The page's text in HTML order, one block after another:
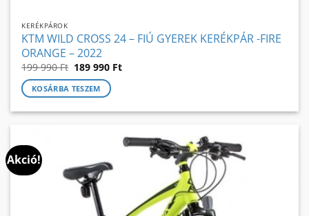
KERÉKPÁROK
KTM WILD CROSS 24 – FIÚ GYEREK KERÉKPÁR -FIRE
ORANGE – 2022
199 990Ft Original
was:
199
189 990 FtCurrent
KOSÁRBA TESZEM
Akció!